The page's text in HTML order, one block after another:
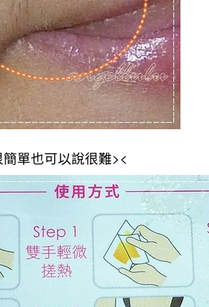
單也可以說很難><